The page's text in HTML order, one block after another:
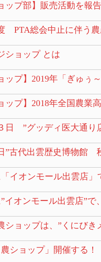
ップ部】販売活動を報
PTA総会中止に伴う
ショップ とは
ップ】2019年「ぎゅ
ップ】2018年全国農業
日 ”グッディ医大通り
”古代出雲歴史博物館
イオンモール出雲店」
イオンモール出雲店”で
ショップは、”くにび
ショップ」開催する！